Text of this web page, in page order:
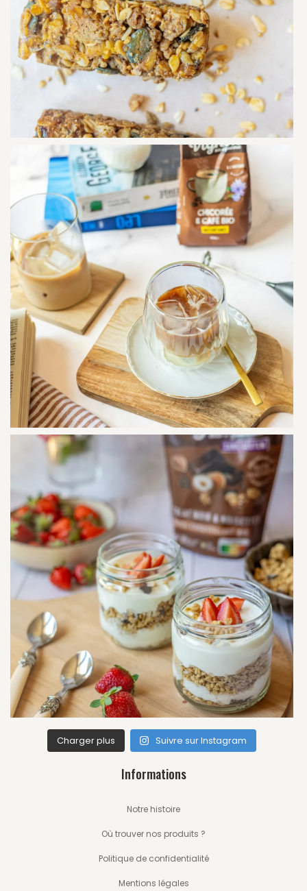
Charger plus Suivre sur Instagram
Informations
Notre histoire
Où trouver nos produits ?
Politique de confidentialité
Mentions légales